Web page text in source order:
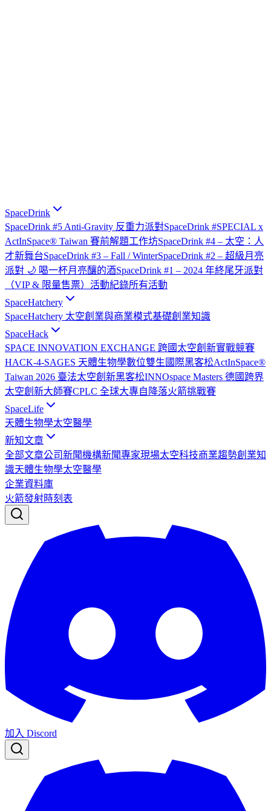
SpaceDrink
SpaceDrink #5 Anti-Gravity 反重力派對SpaceDrink #SPECIAL x
ActInSpace® Taiwan 賽前解題工作坊SpaceDrink #4 – 太空：人
才新舞台SpaceDrink #3 – Fall / WinterSpaceDrink #2 – 超級月亮
派對 🌙 喝一杯月亮釀的酒SpaceDrink #1 – 2024 年終尾牙派對
（VIP & 限量售票） 活動紀錄所有活動
SpaceHatchery
SpaceHatchery 太空創業與商業模式基礎創業知識
SpaceHack
SPACE INNOVATION EXCHANGE 跨國太空創新實戰競賽
HACK-4-SAGES 天體生物學數位雙生國際黑客松ActInSpace®
Taiwan 2026 臺法太空創新黑客松INNOspace Masters 德國跨界
太空創新大師賽CPLC 全球大專自降落火箭挑戰賽
SpaceLife
天體生物學太空醫學
新知文章
全部文章公司新聞機構新聞專家現場太空科技商業趨勢創業知
識天體生物學太空醫學
企業資料庫
火箭發射時刻表
加入 Discord